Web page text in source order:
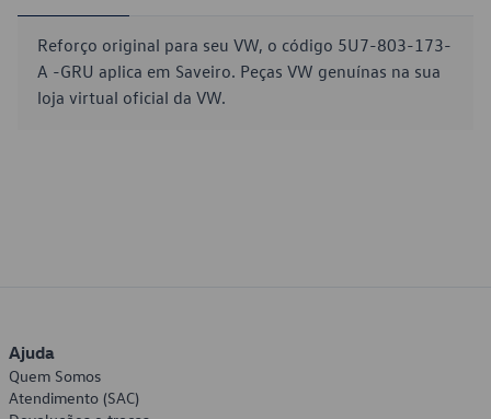
Reforço original para seu VW, o código 5U7-803-173-
A -GRU aplica em Saveiro. Peças VW genuínas na sua
loja virtual oficial da VW.
Ajuda
Quem Somos
Atendimento (SAC)